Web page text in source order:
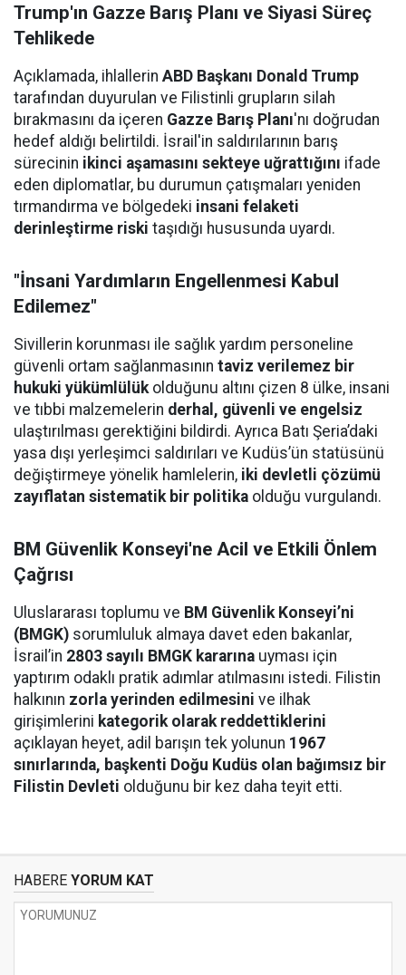
Trump'ın Gazze Barış Planı ve Siyasi Süreç
Tehlikede
Açıklamada, ihlallerin ABD Başkanı Donald Trump
tarafından duyurulan ve Filistinli grupların silah
bırakmasını da içeren Gazze Barış Planı'nı doğrudan
hedef aldığı belirtildi. İsrail'in saldırılarının barış
sürecinin ikinci aşamasını sekteye uğrattığını ifade
eden diplomatlar, bu durumun çatışmaları yeniden
tırmandırma ve bölgedeki insani felaketi
derinleştirme riski taşıdığı hususunda uyardı.
"İnsani Yardımların Engellenmesi Kabul
Edilemez"
Sivillerin korunması ile sağlık yardım personeline
güvenli ortam sağlanmasının taviz verilemez bir
hukuki yükümlülük olduğunu altını çizen 8 ülke, insani
ve tıbbi malzemelerin derhal, güvenli ve engelsiz
ulaştırılması gerektiğini bildirdi. Ayrıca Batı Şeria’daki
yasa dışı yerleşimci saldırıları ve Kudüs’ün statüsünü
değiştirmeye yönelik hamlelerin, iki devletli çözümü
zayıflatan sistematik bir politika olduğu vurgulandı.
BM Güvenlik Konseyi'ne Acil ve Etkili Önlem
Çağrısı
Uluslararası toplumu ve BM Güvenlik Konseyi’ni
(BMGK) sorumluluk almaya davet eden bakanlar,
İsrail’in 2803 sayılı BMGK kararına uyması için
yaptırım odaklı pratik adımlar atılmasını istedi. Filistin
halkının zorla yerinden edilmesini ve ilhak
girişimlerini kategorik olarak reddettiklerini
açıklayan heyet, adil barışın tek yolunun 1967
sınırlarında, başkenti Doğu Kudüs olan bağımsız bir
Filistin Devleti olduğunu bir kez daha teyit etti.
HABERE YORUM KAT